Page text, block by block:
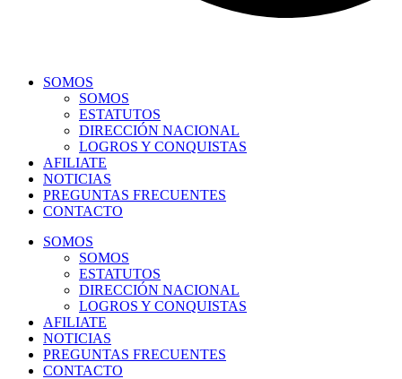
SOMOS
SOMOS
ESTATUTOS
DIRECCIÓN NACIONAL
LOGROS Y CONQUISTAS
AFILIATE
NOTICIAS
PREGUNTAS FRECUENTES
CONTACTO
SOMOS
SOMOS
ESTATUTOS
DIRECCIÓN NACIONAL
LOGROS Y CONQUISTAS
AFILIATE
NOTICIAS
PREGUNTAS FRECUENTES
CONTACTO